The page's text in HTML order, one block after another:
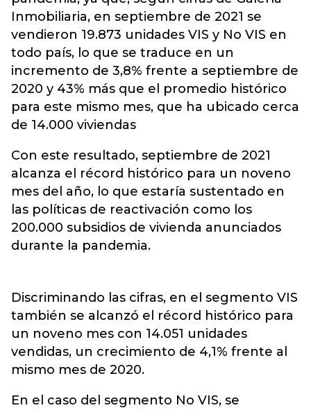
Inmobiliaria, en septiembre de 2021 se
vendieron 19.873 unidades VIS y No VIS en
todo país, lo que se traduce en un
incremento de 3,8% frente a septiembre de
2020 y 43% más que el promedio histórico
para este mismo mes, que ha ubicado cerca
de 14.000 viviendas
Con este resultado, septiembre de 2021
alcanza el récord histórico para un noveno
mes del año, lo que estaría sustentado en
las políticas de reactivación como los
200.000 subsidios de vivienda anunciados
durante la pandemia.
Discriminando las cifras, en el segmento VIS
también se alcanzó el récord histórico para
un noveno mes con 14.051 unidades
vendidas, un crecimiento de 4,1% frente al
mismo mes de 2020.
En el caso del segmento No VIS, se